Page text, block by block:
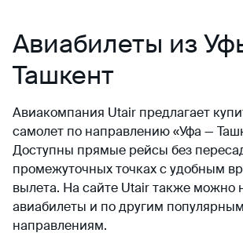
Авиабилеты из
Ташкент
Авиакомпания Utair предлагает
самолет по направлению «Уфа —
Доступны прямые рейсы без
промежуточных точках с удобным
вылета. На сайте Utair также можно
авиабилеты и по другим популярным
направлениям.